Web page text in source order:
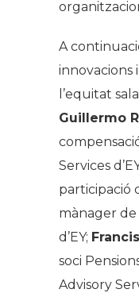
A
innovacions
l’equitat
Guillermo
Services
participació
mànager de
d’EY;
soci
Advisory